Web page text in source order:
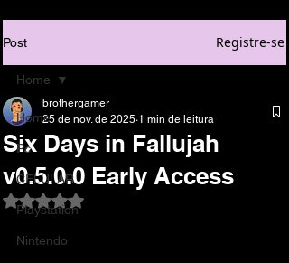
Post Registre-se
Home
Pc
CELULAR
Playstation
Nintendo
Home
Six Days in Fallujah
v0.5.0.0 Early Access
brothergamer
25 de nov. de 2025 1 min de leitura
Avaliado com NaN de 5 estrelas.